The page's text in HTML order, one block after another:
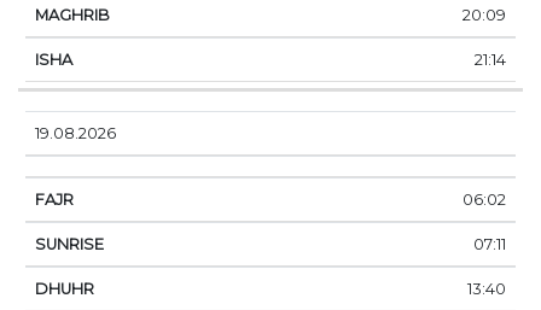
20:09
21:14
19.08.2026
06:02
07:11
13:40